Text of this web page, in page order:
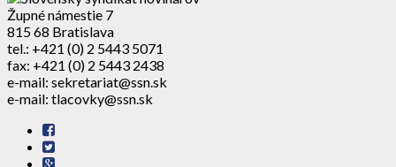
Župné námestie 7
815 68 Bratislava
tel.: +421 (0) 2 5443 5071
fax: +421 (0) 2 5443 2438
e-mail: sekretariat@ssn.sk
e-mail: tlacovky@ssn.sk